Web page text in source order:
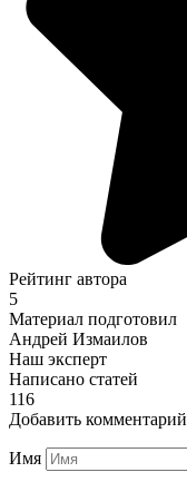
Рейтинг автора
5
Материал подготовил
Андрей Измаилов
Наш эксперт
Написано статей
116
Добавить комментарий
Имя